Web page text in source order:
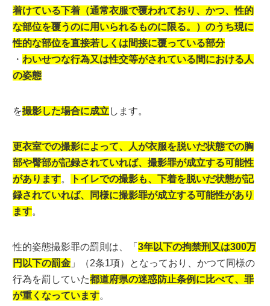
着けている下着（通常衣服で覆われており、かつ、性的
な部位を覆うのに用いられるものに限る。）のうち現に
性的な部位を直接若しくは間接に覆っている部分
・わいせつな行為又は性交等がされている間における人
の姿態
を撮影した場合に成立 します。
更衣室での撮影によって、人が衣服を脱いだ状態での胸
部や臀部が記録されていれば、撮影罪が成立する可能性
があります。
トイレでの撮影も、下着を脱いだ状態が記
録されていれば、同様に撮影罪が成立する可能性があり
ます。
性的姿態撮影罪の罰則は、「3年以下の拘禁刑又は300万
円以下の罰金 」（2条1項）となっており、かつて同様の
行為を罰していた都道府県の迷惑防止条例に比べて、罪
が重くなっています。